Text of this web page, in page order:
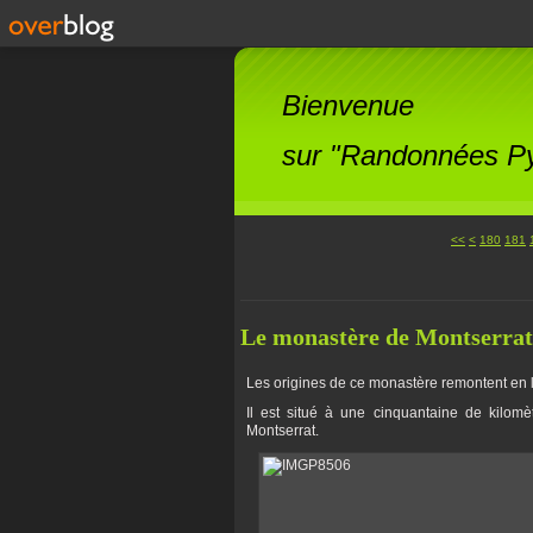
Bienvenue
sur "Randonnées
<< < 100
110
120
130
140
150
160
170
180 181
Le monastère de
Les origines de ce monastère remontent en
Il est situé à une cinquantaine de
Montserrat.